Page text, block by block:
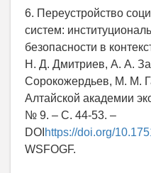
6. Переустройство
систем:
безопасности в
Н. Д. Дмитриев, А. А.
Сорокожердьев, М. М.
Алтайской академии
№ 9. – С. 44-53. –
DOI https://doi.org/
WSFOGF.